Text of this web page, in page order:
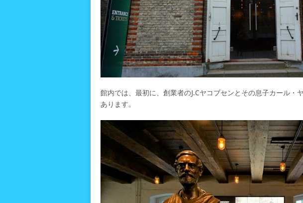
館内では、最初に、創業者のJ.Cヤコブセンとその息子カール・
あります。